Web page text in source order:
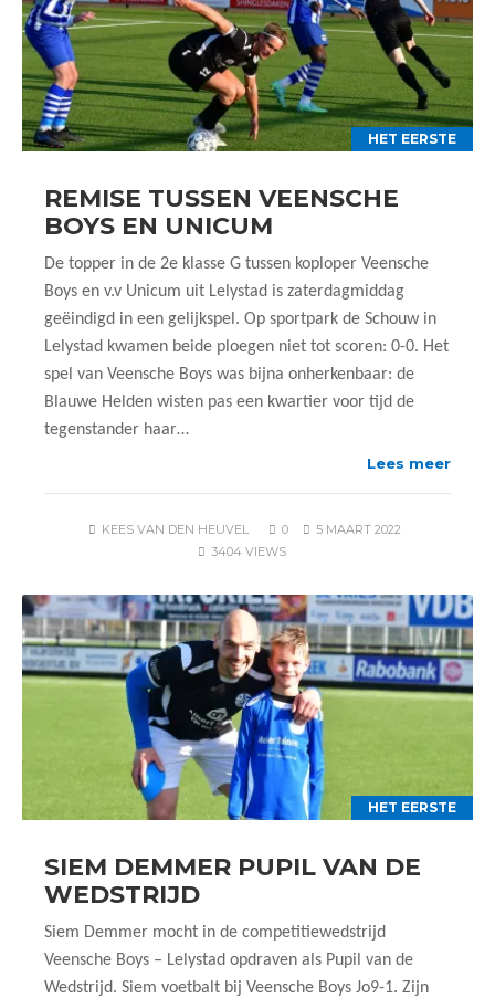
HET EERSTE
REMISE TUSSEN VEENSCHE
BOYS EN UNICUM
De topper in de 2e klasse G tussen koploper Veensche
Boys en v.v Unicum uit Lelystad is zaterdagmiddag
geëindigd in een gelijkspel. Op sportpark de Schouw in
Lelystad kwamen beide ploegen niet tot scoren: 0-0. Het
spel van Veensche Boys was bijna onherkenbaar: de
Blauwe Helden wisten pas een kwartier voor tijd de
tegenstander haar…
Lees meer
KEES VAN DEN HEUVEL 0
5 MAART 2022
3404 VIEWS
HET EERSTE
SIEM DEMMER PUPIL VAN DE
WEDSTRIJD
Siem Demmer mocht in de competitiewedstrijd
Veensche Boys – Lelystad opdraven als Pupil van de
Wedstrijd. Siem voetbalt bij Veensche Boys Jo9-1. Zijn